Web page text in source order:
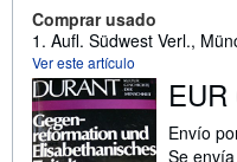
Comprar usado
1. Aufl. Südwest Verl.,
Ver este artículo
Envío
Se